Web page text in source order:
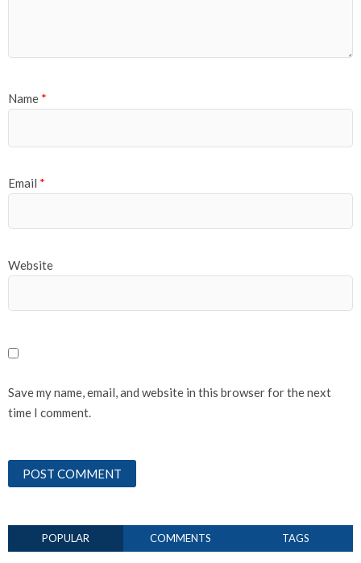
Name *
Email *
Website
Save my name, email, and website in this browser for the next
time I comment.
POPULAR COMMENTS TAGS